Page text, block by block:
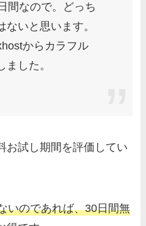
間なので。どっち
いと思います。
からカラフル
ました。
お試し期間を評価してい
いのであれば、30日間無